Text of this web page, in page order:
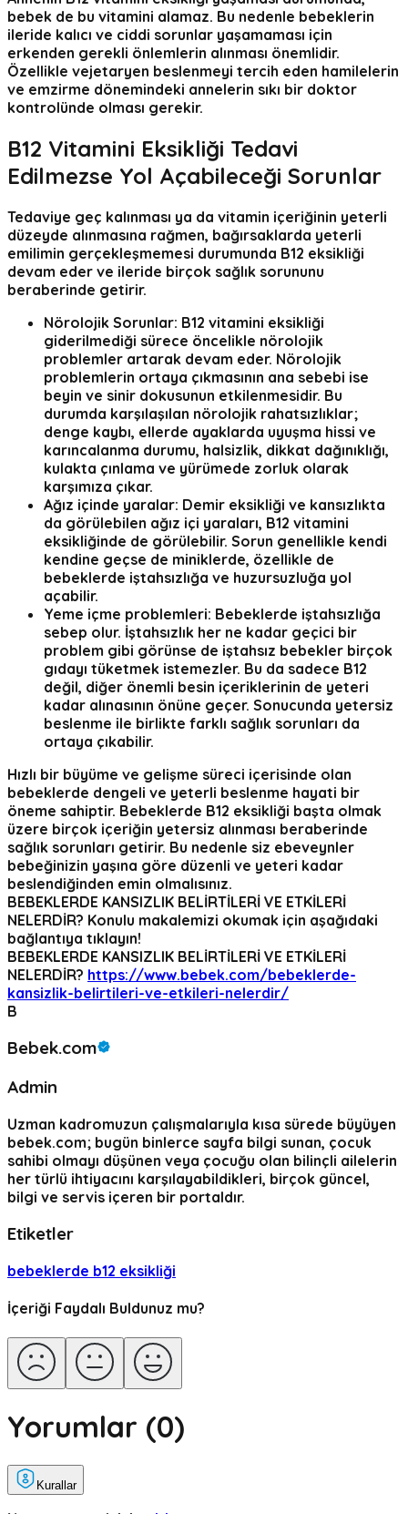
bebek de bu vitamini alamaz. Bu nedenle bebeklerin
ileride kalıcı ve ciddi sorunlar yaşamaması için
erkenden gerekli önlemlerin alınması önemlidir.
Özellikle vejetaryen beslenmeyi tercih eden hamilelerin
ve emzirme dönemindeki annelerin sıkı bir doktor
kontrolünde olması gerekir.
B12 Vitamini Eksikliği Tedavi
Edilmezse Yol Açabileceği Sorunlar
Tedaviye geç kalınması ya da vitamin içeriğinin yeterli
düzeyde alınmasına rağmen, bağırsaklarda yeterli
emilimin gerçekleşmemesi durumunda B12 eksikliği
devam eder ve ileride birçok sağlık sorununu
beraberinde getirir.
Nörolojik Sorunlar: B12 vitamini eksikliği
giderilmediği sürece öncelikle nörolojik
problemler artarak devam eder. Nörolojik
problemlerin ortaya çıkmasının ana sebebi ise
beyin ve sinir dokusunun etkilenmesidir. Bu
durumda karşılaşılan nörolojik rahatsızlıklar;
denge kaybı, ellerde ayaklarda uyuşma hissi ve
karıncalanma durumu, halsizlik, dikkat dağınıklığı,
kulakta çınlama ve yürümede zorluk olarak
karşımıza çıkar.
Ağız içinde yaralar: Demir eksikliği ve kansızlıkta
da görülebilen ağız içi yaraları, B12 vitamini
eksikliğinde de görülebilir. Sorun genellikle kendi
kendine geçse de miniklerde, özellikle de
bebeklerde iştahsızlığa ve huzursuzluğa yol
açabilir.
Yeme içme problemleri: Bebeklerde iştahsızlığa
sebep olur. İştahsızlık her ne kadar geçici bir
problem gibi görünse de iştahsız bebekler birçok
gıdayı tüketmek istemezler. Bu da sadece B12
değil, diğer önemli besin içeriklerinin de yeteri
kadar alınasının önüne geçer. Sonucunda yetersiz
beslenme ile birlikte farklı sağlık sorunları da
ortaya çıkabilir.
Hızlı bir büyüme ve gelişme süreci içerisinde olan
bebeklerde dengeli ve yeterli beslenme hayati bir
öneme sahiptir. Bebeklerde B12 eksikliği başta olmak
üzere birçok içeriğin yetersiz alınması beraberinde
sağlık sorunları getirir. Bu nedenle siz ebeveynler
bebeğinizin yaşına göre düzenli ve yeteri kadar
beslendiğinden emin olmalısınız.
BEBEKLERDE KANSIZLIK BELİRTİLERİ VE ETKİLERİ
NELERDİR? Konulu makalemizi okumak için aşağıdaki
bağlantıya tıklayın!
BEBEKLERDE KANSIZLIK BELİRTİLERİ VE ETKİLERİ
NELERDİR? https://www.bebek.com/bebeklerde-
kansizlik-belirtileri-ve-etkileri-nelerdir/
B
Bebek.com
Admin
Uzman kadromuzun çalışmalarıyla kısa sürede büyüyen
bebek.com; bugün binlerce sayfa bilgi sunan, çocuk
sahibi olmayı düşünen veya çocuğu olan bilinçli ailelerin
her türlü ihtiyacını karşılayabildikleri, birçok güncel,
bilgi ve servis içeren bir portaldır.
Etiketler
bebeklerde b12 eksikliği
İçeriği Faydalı Buldunuz mu?
Yorumlar (0)
Kurallar